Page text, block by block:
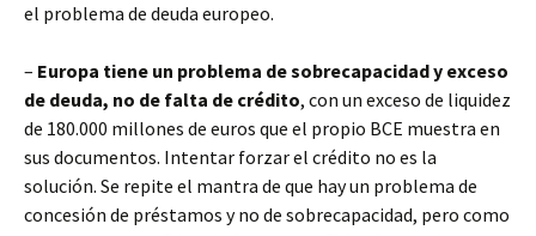
el problema de deuda europeo.
– Europa tiene un problema de sobrecapacidad y exceso
de deuda, no de falta de crédito, con un exceso de liquidez
de 180.000 millones de euros que el propio BCE muestra en
sus documentos. Intentar forzar el crédito no es la
solución. Se repite el mantra de que hay un problema de
concesión de préstamos y no de sobrecapacidad, pero como